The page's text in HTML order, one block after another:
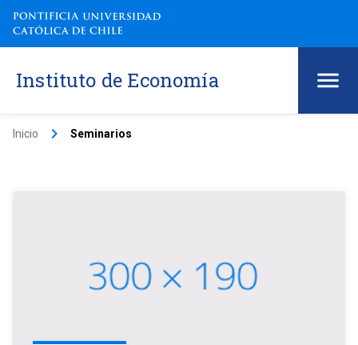
Instituto de Economía
Inicio keyboard_arrow_right Seminarios